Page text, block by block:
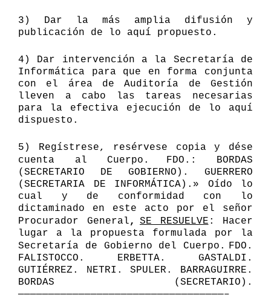
3) Dar la más amplia difusión y
publicación de lo aquí propuesto.
4) Dar intervención a la Secretaría de
Informática para que en forma conjunta
con el área de Auditoría de Gestión
lleven a cabo las tareas necesarias
para la efectiva ejecución de lo aquí
dispuesto.
5) Regístrese, resérvese copia y dése
cuenta al Cuerpo.
FDO.: BORDAS
(SECRETARIO DE GOBIERNO). GUERRERO
(SECRETARIA DE INFORMÁTICA).» Oído lo
cual y de conformidad con lo
dictaminado en este acto por el señor
Procurador General, SE RESUELVE : Hacer
lugar a la propuesta formulada por la
Secretaría de Gobierno del Cuerpo. FDO.
FALISTOCCO. ERBETTA. GASTALDI.
GUTIÉRREZ. NETRI. SPULER. BARRAGUIRRE.
BORDAS (SECRETARIO).
——————————————————————————————————–